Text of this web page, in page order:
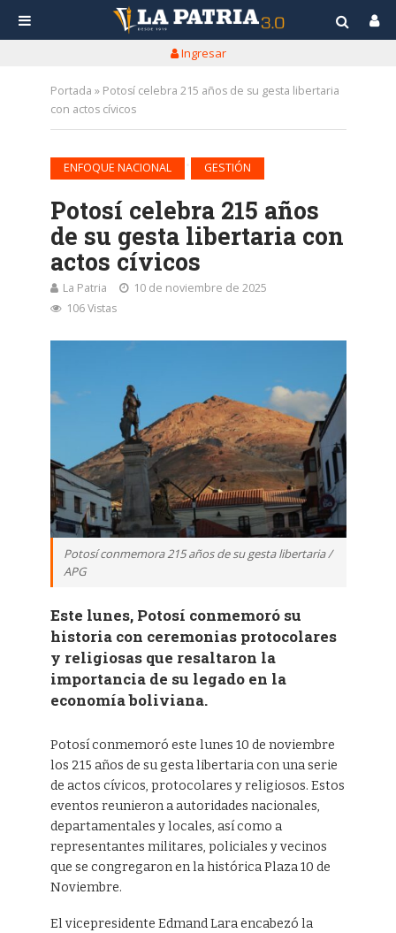
Ingresar
Portada » Potosí celebra 215 años de su gesta libertaria
con actos cívicos
ENFOQUE NACIONAL GESTIÓN
Potosí celebra 215 años
de su gesta libertaria con
actos cívicos
La Patria
10 de noviembre de 2025
106 Vistas
Potosí conmemora 215 años de su gesta libertaria /
APG
Este lunes, Potosí conmemoró su
historia con ceremonias protocolares
y religiosas que resaltaron la
importancia de su legado en la
economía boliviana.
Potosí conmemoró este lunes 10 de noviembre
los 215 años de su gesta libertaria con una serie
de actos cívicos, protocolares y religiosos. Estos
eventos reunieron a autoridades nacionales,
departamentales y locales, así como a
representantes militares, policiales y vecinos
que se congregaron en la histórica Plaza 10 de
Noviembre.
El vicepresidente Edmand Lara encabezó la